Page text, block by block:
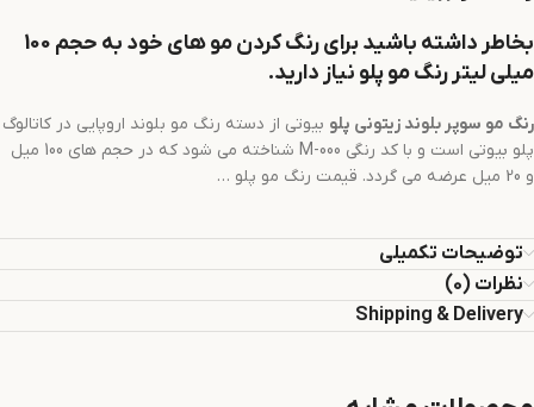
بخاطر داشته باشید برای رنگ کردن مو های خود به حجم 100
میلی لیتر رنگ مو پلو نیاز دارید.
رنگ مو سوپر بلوند زیتونی پلو بیوتی از دسته رنگ مو بلوند اروپایی در کاتالوگ
پلو بیوتی است و با کد رنگی M-000 شناخته می شود که در حجم های 100 میل
و 20 میل عرضه می گردد. قیمت رنگ مو پلو …
توضیحات تکمیلی
نظرات (0)
Shipping & Delivery